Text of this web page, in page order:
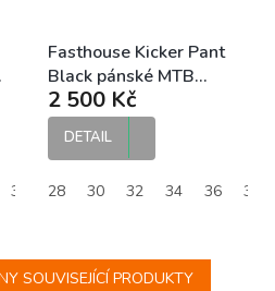
38
Fasthouse Kicker Pant
Black pánské MTB
kalhoty
2 500 Kč
DETAIL
28 30 32 34 36 38
SOUVISEJÍCÍ PRODUKTY